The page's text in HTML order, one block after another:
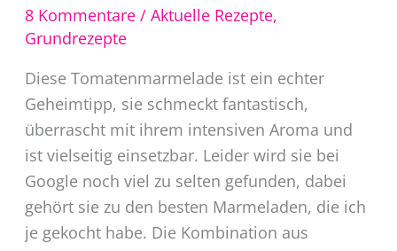
8 Kommentare / Aktuelle Rezepte,
Grundrezepte
Diese Tomatenmarmelade ist ein echter
Geheimtipp, sie schmeckt fantastisch,
überrascht mit ihrem intensiven Aroma und
ist vielseitig einsetzbar. Leider wird sie bei
Google noch viel zu selten gefunden, dabei
gehört sie zu den besten Marmeladen, die ich
je gekocht habe. Die Kombination aus